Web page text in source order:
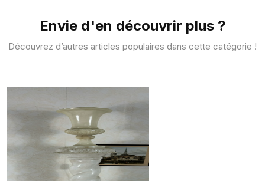
Envie d'en découvrir plus ?
Découvrez d’autres articles populaires dans cette catégorie !